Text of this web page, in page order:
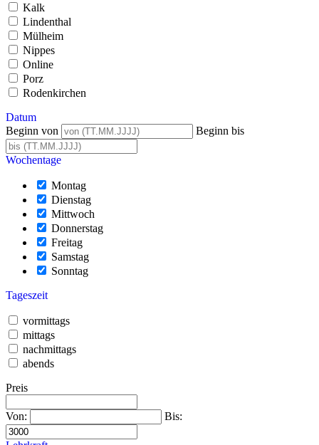
Kalk
Lindenthal
Mülheim
Nippes
Online
Porz
Rodenkirchen
Datum
Beginn von
Beginn bis
Wochentage
Montag
Dienstag
Mittwoch
Donnerstag
Freitag
Samstag
Sonntag
Tageszeit
vormittags
mittags
nachmittags
abends
Preis
Von: Bis: